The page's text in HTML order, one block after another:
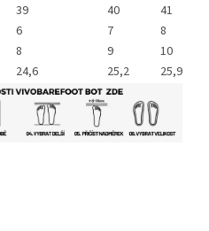
39 40
41
6 7
8
8 9
10
24,6 25,2 25,9